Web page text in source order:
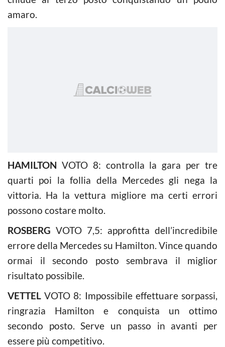
amaro.
HAMILTON VOTO 8: controlla la gara per tre
quarti poi la follia della Mercedes gli nega la
vittoria. Ha la vettura migliore ma certi errori
possono costare molto.
ROSBERG VOTO 7,5: approfitta dell’incredibile
errore della Mercedes su Hamilton. Vince quando
ormai il secondo posto sembrava il miglior
risultato possibile.
VETTEL VOTO 8: Impossibile effettuare sorpassi,
ringrazia Hamilton e conquista un ottimo
secondo posto. Serve un passo in avanti per
essere più competitivo.